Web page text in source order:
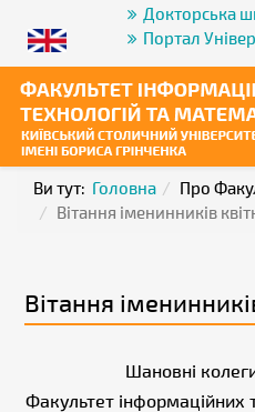
Докторська
Портал
Ви тут: Головна Про
Вітання іменинників
Вітання
Шановні
Факультет інформаційних